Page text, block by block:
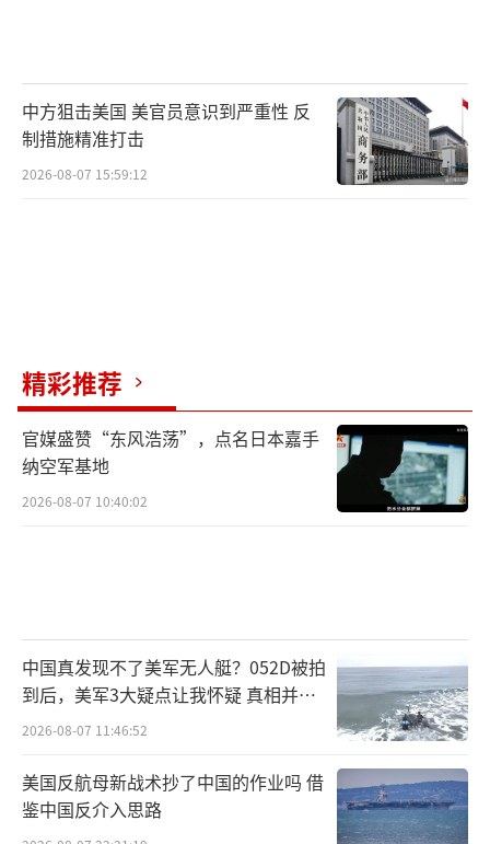
中方狙击美国 美官员意识到严重性 反
制措施精准打击
2026-08-07 15:59:12
精彩推荐
官媒盛赞“东风浩荡”，点名日本嘉手
纳空军基地
2026-08-07 10:40:02
中国真发现不了美军无人艇？052D被拍
到后，美军3大疑点让我怀疑 真相并非
如此
2026-08-07 11:46:52
美国反航母新战术抄了中国的作业吗 借
鉴中国反介入思路